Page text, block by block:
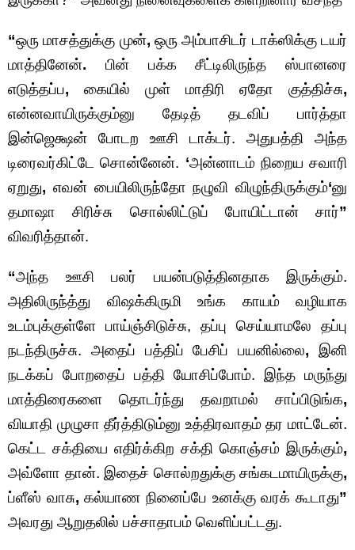
“ஒரு மாசத்துக்கு முன்,ஒரு அம்பாசிடர் டாக்ஸிக்கு டயர்
மாத்தினேன். பின் பக்க சீட்டிலிருந்த ஸ்பானரை
எடுத்தப்ப, கையில் முள் மாதிரி ஏதோ குத்திச்சு,
என்னவாயிருக்கும்னு தேடித் தடவிப் பார்த்தா
இன்ஜெக்ஷன் போடற ஊசி டாக்டர். அதுபத்தி அந்த
டிரைவர்கிட்டே சொன்னேன். ‘அன்னாடம் நிறைய சவாரி
ஏறுது, எவன் பையிலிருந்தோ நழுவி விழுந்திருக்கும்‘னு
தமாஷா சிரிச்சு சொல்லிட்டுப் போயிட்டான் சார்”
விவரித்தான்.
“அந்த ஊசி பலர் பயன்படுத்தினதாக இருக்கும்.
அதிலிருந்த்து விஷக்கிருமி உங்க காயம் வழியாக
உடம்புக்குள்ளே பாய்ஞ்சிடுச்சு, தப்பு செய்யாமலே தப்பு
நடந்திருச்சு. அதைப் பத்திப் பேசிப் பயனில்லை, இனி
நடக்கப் போறதைப் பத்தி யோசிப்போம். இந்த மருந்து
மாத்திரைகளை தொடர்ந்து தவறாமல் சாப்பிடுங்க,
வியாதி முழுசா தீர்த்திடும்னு உத்திரவாதம் தர மாட்டேன்.
கெட்ட சக்தியை எதிர்க்கிற சக்தி கொஞ்சம் இருக்கும்,
அவ்ளோ தான். இதைச் சொல்றதுக்கு சங்கடமாயிருக்கு,
ப்ளீஸ் வாசு,கல்யாண நினைப்பே உனக்கு வரக் கூடாது”
அவரது ஆறுதலில் பச்சாதாபம் வெளிப்பட்டது.